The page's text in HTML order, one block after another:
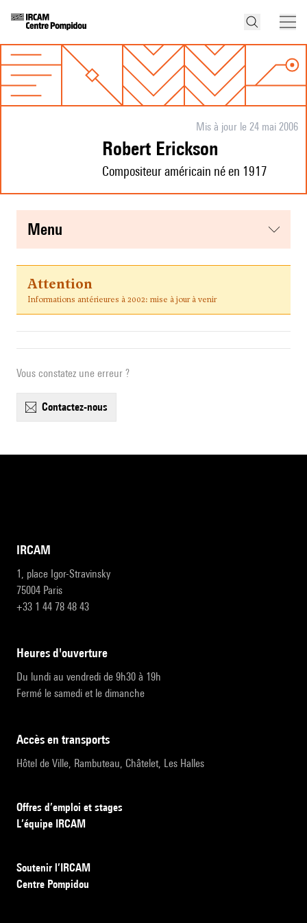
Mis à jour le 24 mai 2006
Robert Erickson
Compositeur américain né en 1917
menu
Attention
Informations antérieures à 2002: mise à jour à venir
Vous constatez une erreur ?
contactez-nous
IRCAM
1, place Igor-Stravinsky
75004 Paris
+33 1 44 78 48 43
heures d'ouverture
Du lundi au vendredi de 9h30 à 19h
Fermé le samedi et le dimanche
accès en transports
Hôtel de Ville, Rambuteau, Châtelet, Les Halles
Offres d’emploi et stages
L’équipe IRCAM
Soutenir l’IRCAM
Centre Pompidou